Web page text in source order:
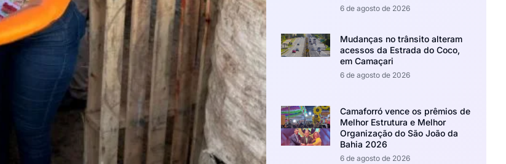
6 de agosto de 2026
Mudanças no trânsito alteram
acessos da Estrada do Coco,
em Camaçari
6 de agosto de 2026
Camaforró vence os prêmios de
Melhor Estrutura e Melhor
Organização do São João da
Bahia 2026
6 de agosto de 2026